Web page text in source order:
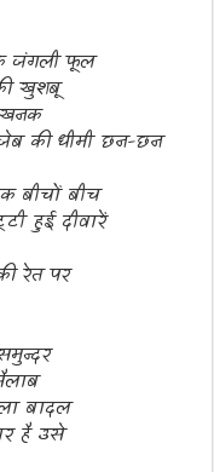
जंगली फूल
खुशबू
की धीमी छन-छन
बीचों बीच
हुई दीवारें
रेत पर
बादल
है उसे